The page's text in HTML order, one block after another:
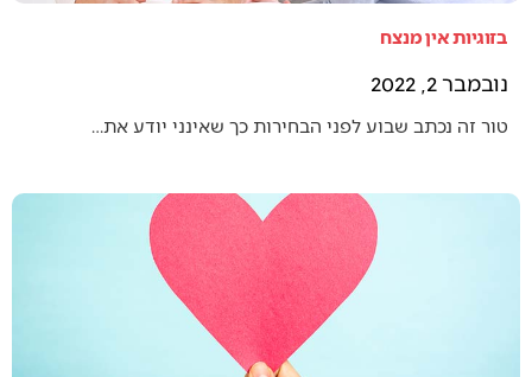
בזוגיות אין מנצח
נובמבר 2, 2022
טור זה נכתב שבוע לפני הבחירות כך שאינני יודע את…